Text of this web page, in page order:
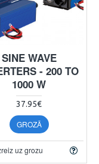
SINE WAVE
- 200 TO
1000 W
37.95€
GROZĀ
uz grozu